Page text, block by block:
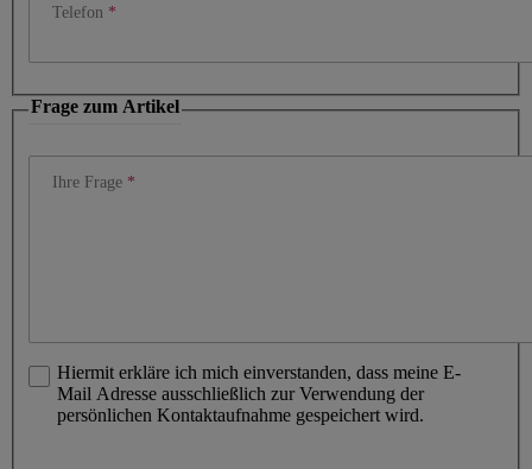
Telefon
Frage zum Artikel
Ihre Frage
Hiermit erkläre ich mich einverstanden, dass meine E-
Mail Adresse ausschließlich zur Verwendung der
persönlichen Kontaktaufnahme gespeichert wird.